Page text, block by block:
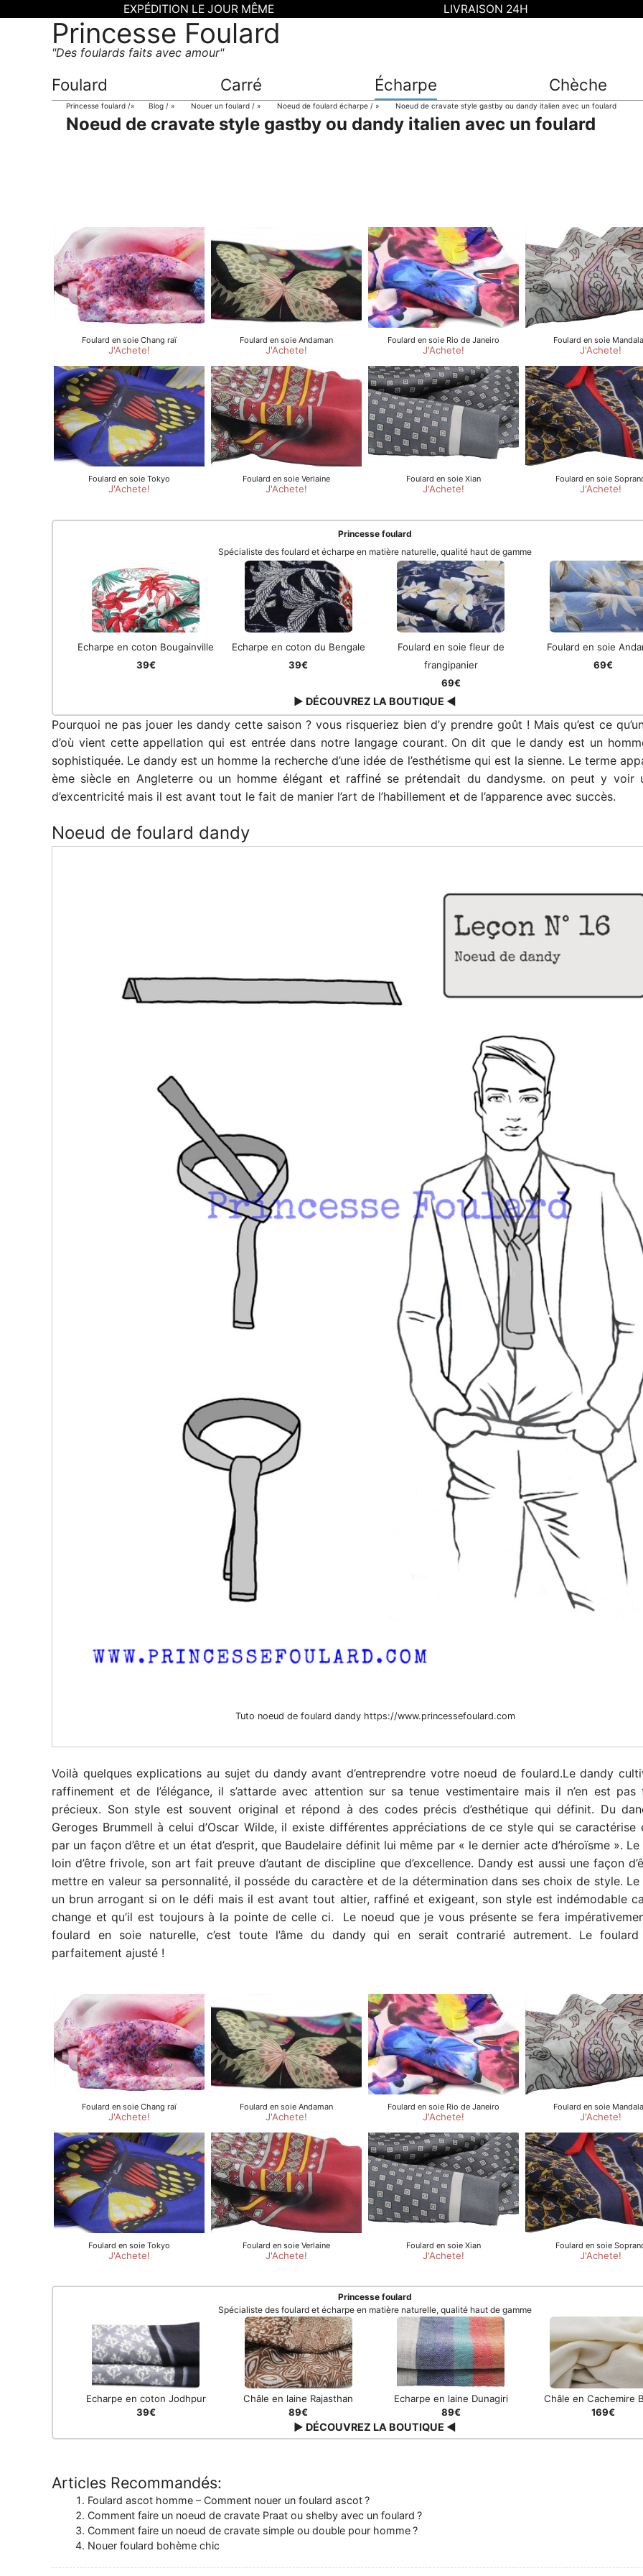
Princesse Foulard
Des foulards faits avec amour
Foulard Carré Écharpe Chèche
Princesse foulard » Blog » Nouer un foulard » Noeud de foulard écharpe » Noeud de cravate style gastby ou dandy italien avec un foulard
Noeud de cravate style gastby ou dandy italien avec un foulard
Princesse foulard
Spécialiste des foulard et écharpe en matière naturelle, qualité haut de gamme
Echarpe en coton Bougainville
39€
Echarpe en coton du Bengale
39€
Foulard en soie fleur de
frangipanier
69€
Foulard en soie
69€
▶ DÉCOUVREZ LA BOUTIQUE ◀
Pourquoi ne pas jouer les dandy cette saison ? vous risqueriez bien d’y prendre goût ! Mais qu’est ce
d’où vient cette appellation qui est entrée dans notre langage courant. On dit que le dandy est un
sophistiquée. Le dandy est un homme la recherche d’une idée de l’esthétisme qui est la sienne. Le terme
ème siècle en Angleterre ou un homme élégant et raffiné se prétendait du dandysme. on peut y voir
d’excentricité mais il est avant tout le fait de manier l’art de l’habillement et de l’apparence avec succès.
Noeud de foulard dandy
Tuto noeud de foulard dandy https://www.princessefoulard.com
Voilà quelques explications au sujet du dandy avant d’entreprendre votre noeud de foulard.Le dandy
raffinement et de l’élégance, il s’attarde avec attention sur sa tenue vestimentaire mais il n’en est pas
précieux. Son style est souvent original et répond à des codes précis d’esthétique qui définit. Du
Geroges Brummell à celui d’Oscar Wilde, il existe différentes appréciations de ce style qui se caractérise
par un façon d’être et un état d’esprit, que Baudelaire définit lui même par « le dernier acte d’héroïsme ».
loin d’être frivole, son art fait preuve d’autant de discipline que d’excellence. Dandy est aussi une façon
mettre en valeur sa personnalité, il posséde du caractère et de la détermination dans ses choix de style.
un brun arrogant si on le défi mais il est avant tout altier, raffiné et exigeant, son style est indémodable
change et qu’il est toujours à la pointe de celle ci. Le noeud que je vous présente se fera
foulard en soie naturelle, c’est toute l’âme du dandy qui en serait contrarié autrement. Le
parfaitement ajusté !
Princesse foulard
Spécialiste des foulard et écharpe en matière naturelle, qualité haut de gamme
Echarpe en coton Jodhpur
39€
Châle en laine Rajasthan
89€
Echarpe en laine Dunagiri
89€
Châle en Cachemire
169€
▶ DÉCOUVREZ LA BOUTIQUE ◀
Articles Recommandés:
Foulard ascot homme – Comment nouer un foulard ascot ?
Comment faire un noeud de cravate Praat ou shelby avec un foulard ?
Comment faire un noeud de cravate simple ou double pour homme ?
Nouer foulard bohème chic
EXPÉDITION LE JOUR MÊME LIVRAISON 24H